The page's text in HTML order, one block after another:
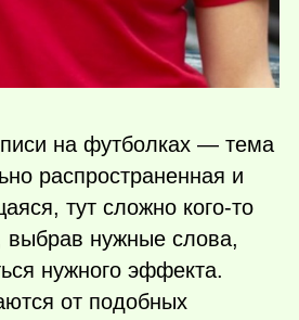
на футболках — тема
распространенная и
тут сложно кого-то
выбрав нужные слова,
нужного эффекта.
от подобных